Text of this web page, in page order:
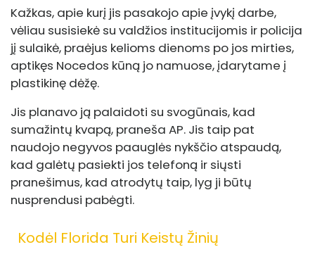
Kažkas, apie kurį jis pasakojo apie įvykį darbe,
vėliau susisiekė su valdžios institucijomis ir policija
jį sulaikė, praėjus kelioms dienoms po jos mirties,
aptikęs Nocedos kūną jo namuose, įdarytame į
plastikinę dėžę.
Jis planavo ją palaidoti su svogūnais, kad
sumažintų kvapą, praneša AP. Jis taip pat
naudojo negyvos paauglės nykščio atspaudą,
kad galėtų pasiekti jos telefoną ir siųsti
pranešimus, kad atrodytų taip, lyg ji būtų
nusprendusi pabėgti.
Kodėl Florida Turi Keistų Žinių